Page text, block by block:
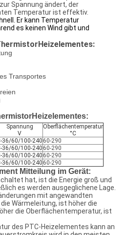
Spannung ändert, der
Temperatur ist effektiv.
Er kann Temperatur
es keinen Wind gibt und
Transportes
Spannung
V
Oberflächentemperatur
°C
36/60/100-240 60-290
36/60/100-240 60-290
36/60/100-240 60-290
36/60/100-240 60-290
Mitteilung im Gerät:
hat, ist die Energie groß und
es werden ausgeglichene Lage.
mit angewandten
Wärmeleitung, ist höher die
die Oberflächentemperatur, ist
des PTC-Heizelementes kann an